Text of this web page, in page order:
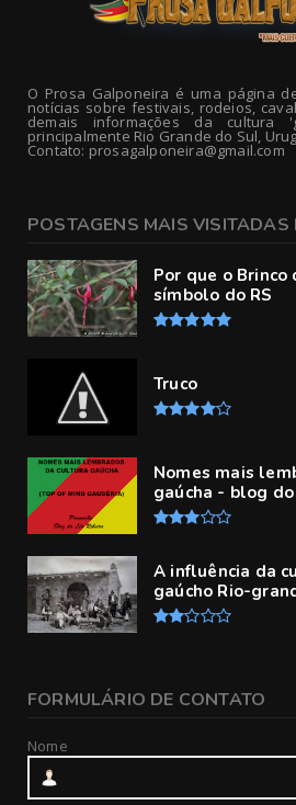
O Prosa Galponeira é uma página
notícias sobre festivais, rodeios,
demais informações da cultura
principalmente Rio Grande do Sul,
Contato: prosagalponeira@gmail.com
POSTAGENS MAIS VISITADAS
Por que o
símbolo do RS
Truco
Nomes mais
gaúcha - blog
A influência da
gaúcho Rio-
FORMULÁRIO DE CONTATO
Nome